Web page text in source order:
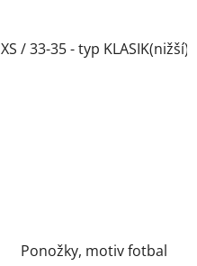
XS / 33-35 - typ KLASIK(nižší)
Ponožky, motiv fotbal